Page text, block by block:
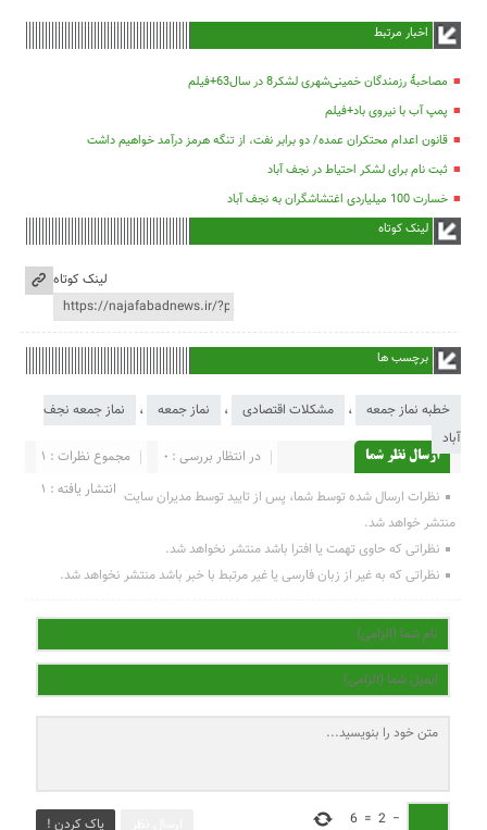
اخبار مرتبط
مصاحبۀ رزمندگان خمینی‌شهری لشکر8 در سال63+فیلم
پمپ آب با نیروی باد+فیلم
قانون اعدام محتکران عمده/ دو برابر نفت، از تنگه هرمز درآمد خواهیم داشت
ثبت نام برای لشکر احتیاط در نجف آباد
خسارت 100 میلیاردی اغتشاشگران به نجف آباد
لینک کوتاه
لینک کوتاه
برچسب ها
خطبه نماز جمعه ، مشکلات اقتصادی ، نماز جمعه ،
نماز جمعه نجف
آباد
ارسال نظر شما مجموع نظرات : 1
در انتظار بررسی : 0
انتشار یافته : 1 نظرات ارسال شده توسط شما، پس از تایید توسط مدیران سایت
منتشر خواهد شد.
نظراتی که حاوی تهمت یا افترا باشد منتشر نخواهد شد.
نظراتی که به غیر از زبان فارسی یا غیر مرتبط با خبر باشد منتشر نخواهد شد.
پاک کردن ! −
2
=
6